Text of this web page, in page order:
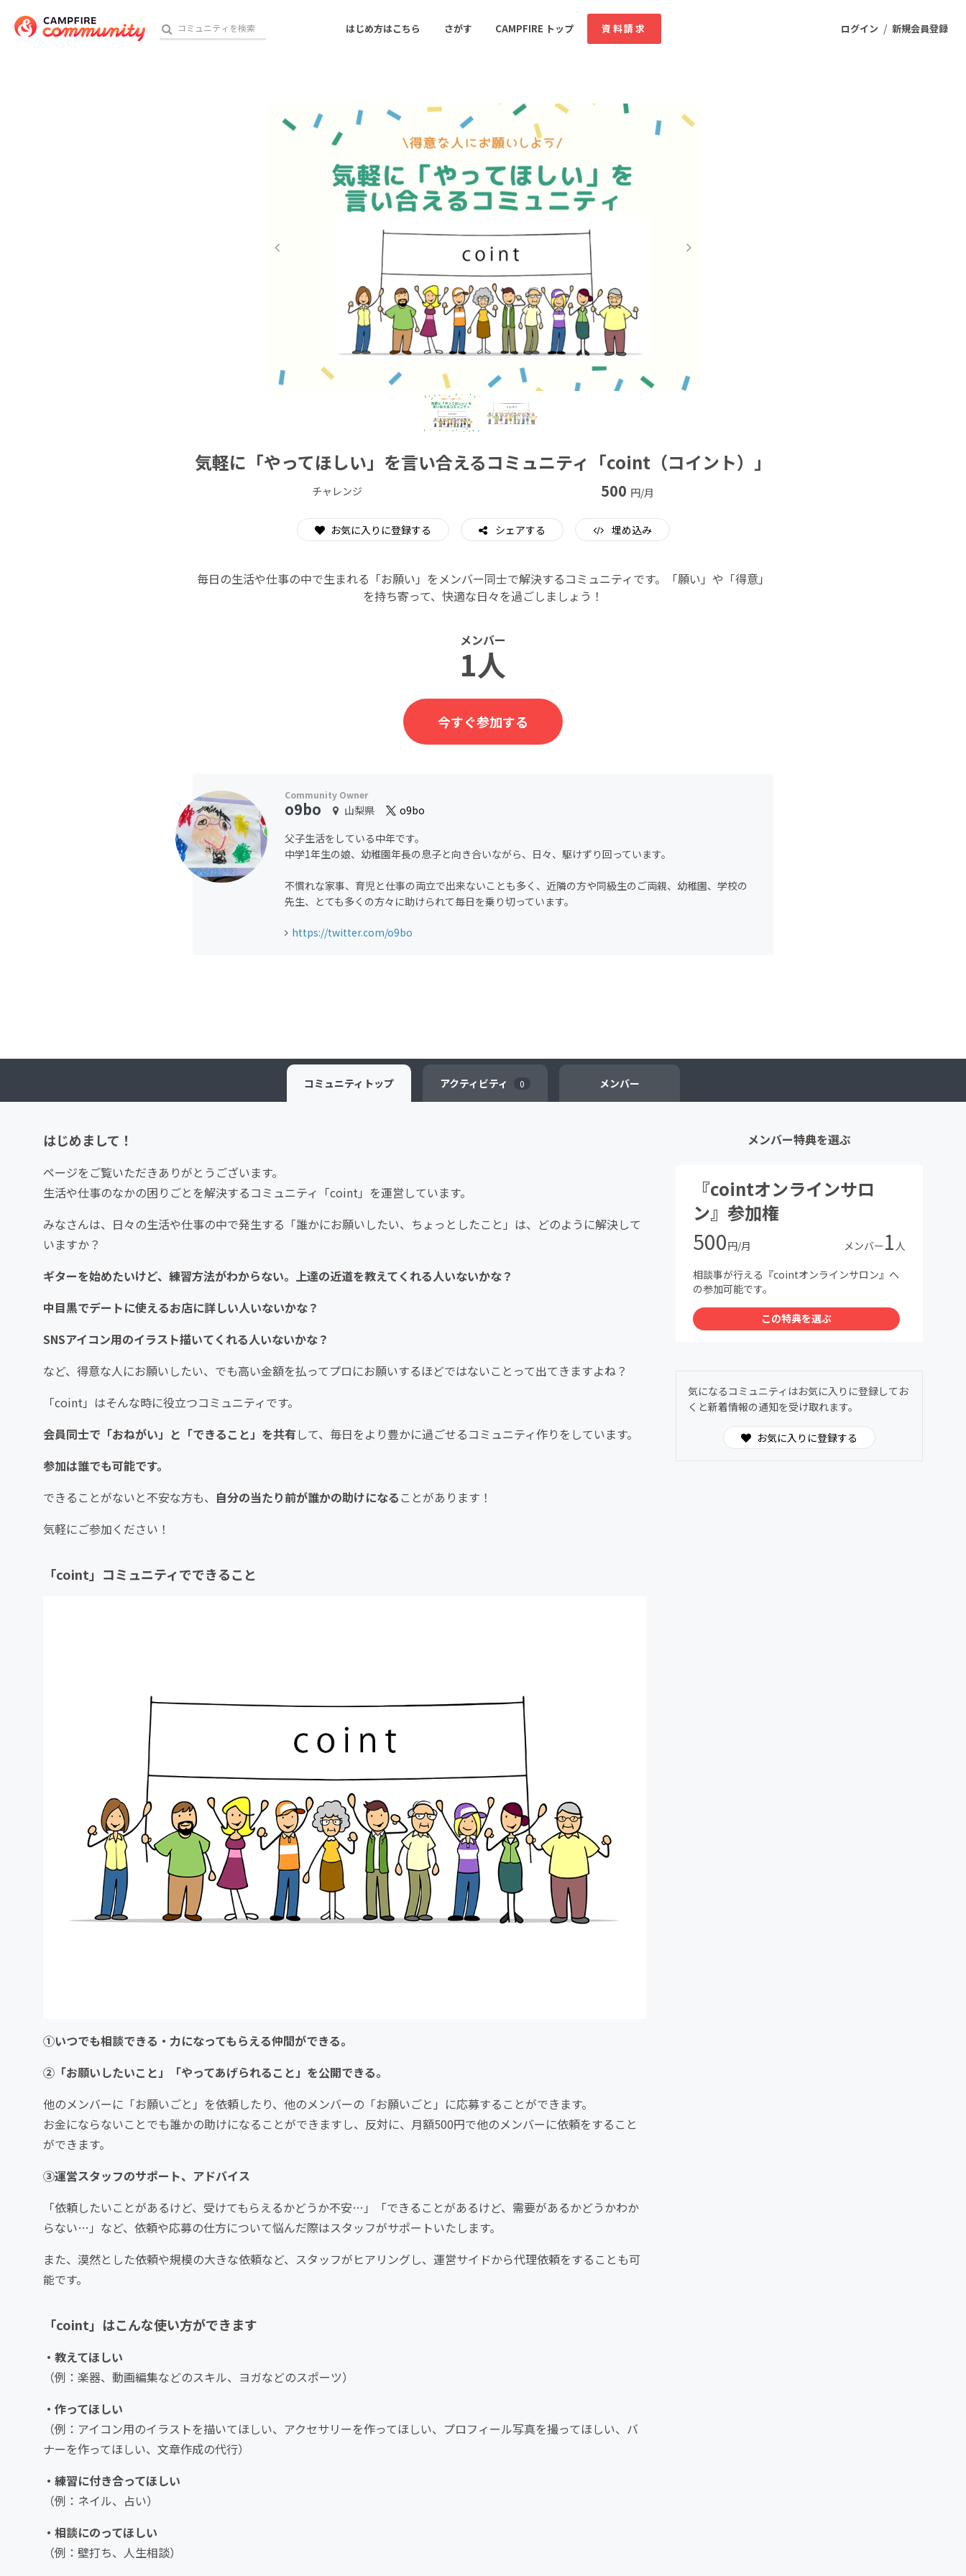
ログイン / 新規会員登録
はじめ方はこちら さがす CAMPFIRE トップ 資料請求
おすすめのコミュニティ 人気のコミュニティ 新着のコミュニティ
音楽 舞台・パフォーマンス
ゲーム・サービス開発 フード・飲食店
書籍・雑誌出版 アニメ・漫画
ソーシャルグッド ビューティー・ヘルスケア
CAMPFIRE for Social Good CAMPFIRE Creation
気軽に「やってほしい」を言い合えるコミュニティ「coint（コイント）」
チャレンジ 500 円/月
お気に入りに登録する シェアする 埋め込み
毎日の生活や仕事の中で生まれる「お願い」をメンバー同士で解決するコミュニティです。「願い」や「得意」
を持ち寄って、快適な日々を過ごしましょう！
メンバー
1人
今すぐ参加する
o9bo 山梨県
o9bo
父子生活をしている中年です。
中学1年生の娘、幼稚園年長の息子と向き合いながら、日々、駆けずり回っています。
不慣れな家事、育児と仕事の両立で出来ないことも多く、近隣の方や同級生のご両親、幼稚園、学校の
先生、とても多くの方々に助けられて毎日を乗り切っています。
https://twitter.com/o9bo
コミュニティ トップ アクティビティ 0 メンバー
はじめまして！
ページをご覧いただきありがとうございます。
生活や仕事のなかの困りごとを解決するコミュニティ「coint」を運営しています。
みなさんは、日々の生活や仕事の中で発生する「誰かにお願いしたい、ちょっとしたこと」は、どのように解決して
いますか？
ギターを始めたいけど、練習方法がわからない。上達の近道を教えてくれる人いないかな？
中目黒でデートに使えるお店に詳しい人いないかな？
SNSアイコン用のイラスト描いてくれる人いないかな？
など、得意な人にお願いしたい、でも高い金額を払ってプロにお願いするほどではないことって出てきますよね？
「coint」はそんな時に役立つコミュニティです。
会員同士で「おねがい」と「できること」を共有して、毎日をより豊かに過ごせるコミュニティ作りをしています。
参加は誰でも可能です。
できることがないと不安な方も、 自分の当たり前が誰かの助けになる ことがあります！
気軽にご参加ください！
「coint」コミュニティでできること
①いつでも相談できる・力になってもらえる仲間ができる。
②「お願いしたいこと」「やってあげられること」を公開できる。
他のメンバーに「お願いごと」を依頼したり、他のメンバーの「お願いごと」に応募することができます。
お金にならないことでも誰かの助けになることができますし、反対に、月額500円で他のメンバーに依頼をすること
ができます。
③運営スタッフのサポート、アドバイス
「依頼したいことがあるけど、受けてもらえるかどうか不安…」「できることがあるけど、需要があるかどうかわか
らない…」など、依頼や応募の仕方について悩んだ際はスタッフがサポートいたします。
また、漠然とした依頼や規模の大きな依頼など、スタッフがヒアリングし、運営サイドから代理依頼をすることも可
能です。
「coint」はこんな使い方ができます
・教えてほしい
（例：楽器、動画編集などのスキル、ヨガなどのスポーツ）
・作ってほしい
（例：アイコン用のイラストを描いてほしい、アクセサリーを作ってほしい、プロフィール写真を撮ってほしい、バ
ナーを作ってほしい、文章作成の代行）
・練習に付き合ってほしい
（例：ネイル、占い）
・相談にのってほしい
（例：壁打ち、人生相談）
メンバー特典を選ぶ
『cointオンラインサロ
ン』参加権
500円/月 メンバー1 人
相談事が行える『cointオンラインサロン』へ
の参加可能です。
この特典を選ぶ
気になるコミュニティはお気に入りに登録してお
くと新着情報の通知を受け取れます。
お気に入りに登録する